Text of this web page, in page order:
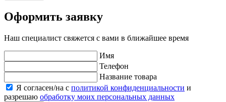
Оформить заявку
Наш специалист свяжется с вами в ближайшее время
Имя
Телефон
Название товара
Я согласен/на с политикой конфиденциальности и
разрешаю обработку моих персональных данных